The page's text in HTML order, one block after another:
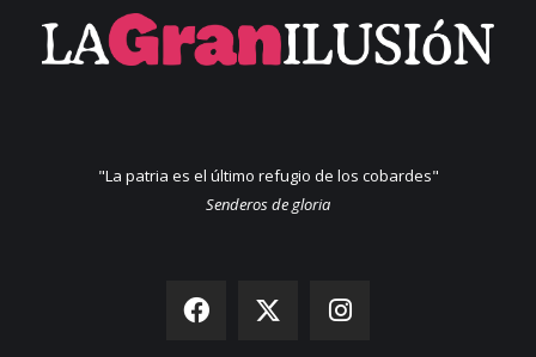
"La patria es el último refugio de los cobardes"
Senderos de gloria